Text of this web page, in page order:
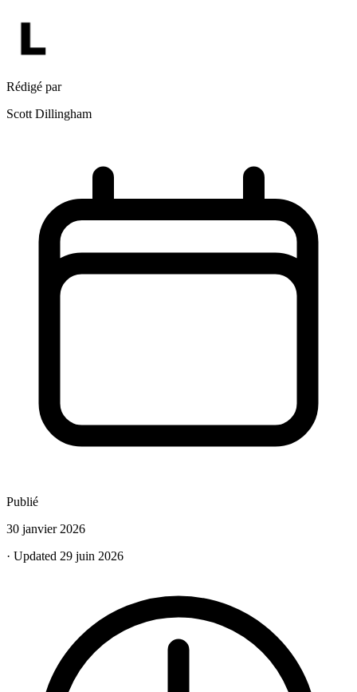
Rédigé par
Scott Dillingham
Publié
30 janvier 2026
· Updated 29 juin 2026